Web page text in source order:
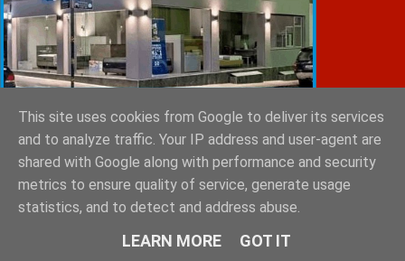
ΕΜΙΛΥ ΚΑΡΥΓΙΑΝΝΗ
This site uses cookies from Google to deliver its services
and to analyze traffic. Your IP address and user-agent are
shared with Google along with performance and security
metrics to ensure quality of service, generate usage
statistics, and to detect and address abuse.
LEARN MORE GOT IT